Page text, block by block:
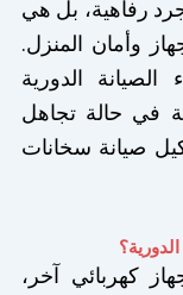
رفاهية، بل هي
وأمان المنزل.
الدورية
في حالة تجاهل
صيانة سخانات
كهربائي آخر،